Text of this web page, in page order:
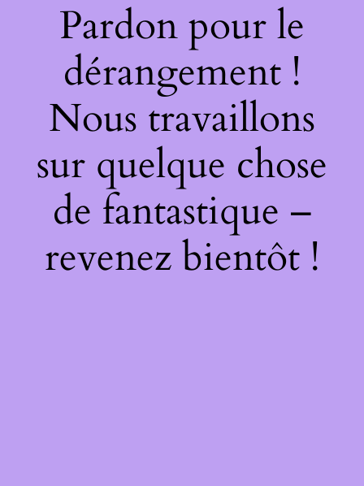
Pardon pour le
dérangement !
Nous travaillons
sur quelque chose
de fantastique –
revenez bientôt !